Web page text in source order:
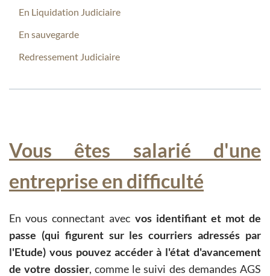
En Liquidation Judiciaire
En sauvegarde
Redressement Judiciaire
Vous êtes salarié d'une
entreprise en difficulté
En vous connectant avec vos identifiant et mot de
passe (qui figurent sur les courriers adressés par
l'Etude) vous pouvez accéder à l'état d'avancement
de votre dossier, comme le suivi des demandes AGS